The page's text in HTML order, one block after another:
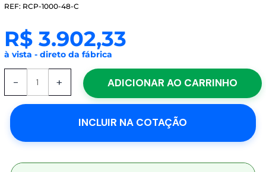
REF: RCP-1000-48-C
R$3.902,33
à vista - direto da fábrica
-
Fonte
Fechada
+ ADICIONAR AO CARRINHO
INCLUIR NA COTAÇÃO